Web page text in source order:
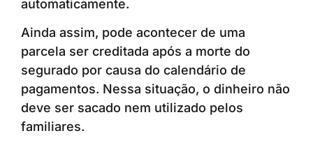
automaticamente.
Ainda assim, pode acontecer de uma
parcela ser creditada após a morte do
segurado por causa do calendário de
pagamentos. Nessa situação, o dinheiro não
deve ser sacado nem utilizado pelos
familiares.